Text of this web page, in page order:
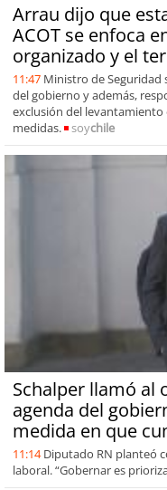
Arrau dijo que
ACOT se enfoca
organizado y el
11:47 Ministro de Seguridad
del gobierno y además,
exclusión del
medidas.
soychile
Schalper llamó al
agenda del
medida en que
11:14 Diputado RN planteó
laboral. “Gobernar es